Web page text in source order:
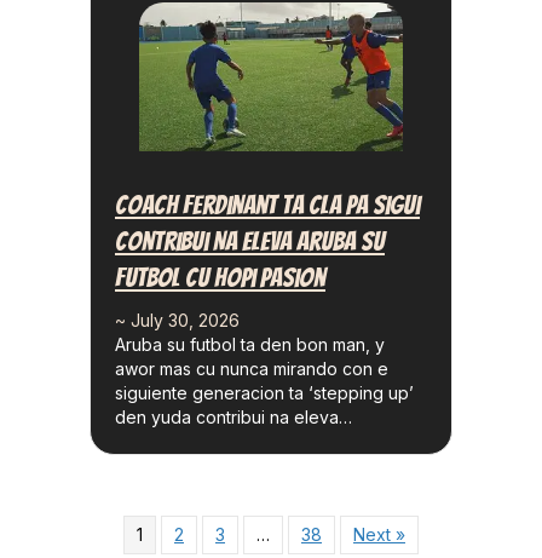
Coach Ferdinant Ta Cla Pa Sigui
Contribui Na Eleva Aruba Su
Futbol Cu Hopi Pasion
~ July 30, 2026
Aruba su futbol ta den bon man, y
awor mas cu nunca mirando con e
siguiente generacion ta ‘stepping up’
den yuda contribui na eleva…
1 2 3 … 38 Next »